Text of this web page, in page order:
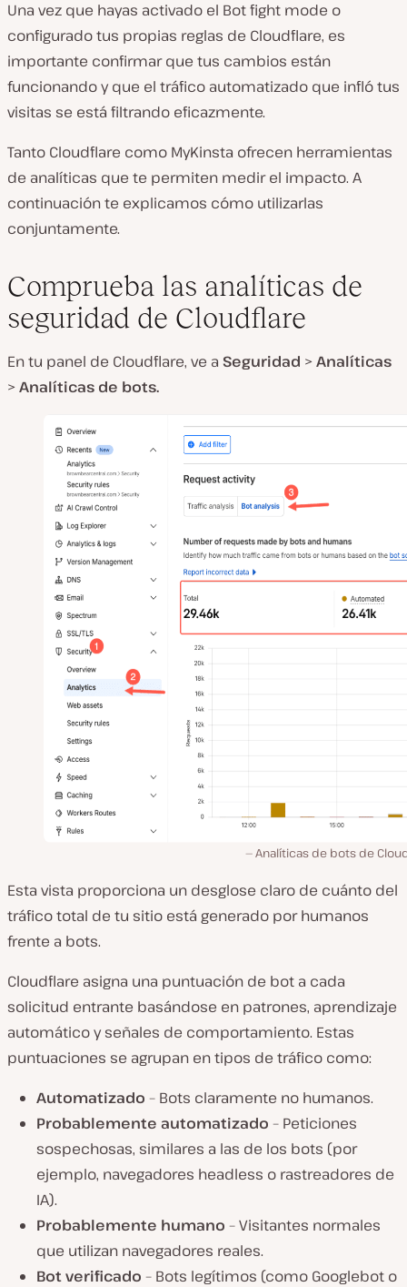
Una vez que hayas activado el Bot fight mode o
configurado tus propias reglas de Cloudflare, es
importante confirmar que tus cambios están
funcionando y que el tráfico automatizado que infló tus
visitas se está filtrando eficazmente.
Tanto Cloudflare como MyKinsta ofrecen herramientas
de analíticas que te permiten medir el impacto. A
continuación te explicamos cómo utilizarlas
conjuntamente.
Comprueba las analíticas de
seguridad de Cloudflare
En tu panel de Cloudflare, ve a Seguridad >Analíticas
>Analíticas de bots.
Analíticas de bots de
Esta vista proporciona un desglose claro de cuánto del
tráfico total de tu sitio está generado por humanos
frente a bots.
Cloudflare asigna una puntuación de bot a cada
solicitud entrante basándose en patrones, aprendizaje
automático y señales de comportamiento. Estas
puntuaciones se agrupan en tipos de tráfico como:
Automatizado – Bots claramente no humanos.
Probablemente automatizado – Peticiones
sospechosas, similares a las de los bots (por
ejemplo, navegadores headless o rastreadores de
IA).
Probablemente humano – Visitantes normales
que utilizan navegadores reales.
Bot verificado – Bots legítimos (como Googlebot o